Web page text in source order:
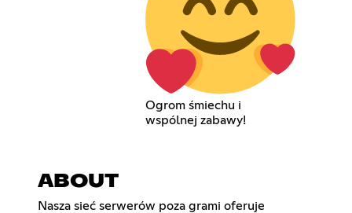
Ogrom śmiechu i
wspólnej zabawy!
ABOUT
Nasza sieć serwerów poza grami oferuje